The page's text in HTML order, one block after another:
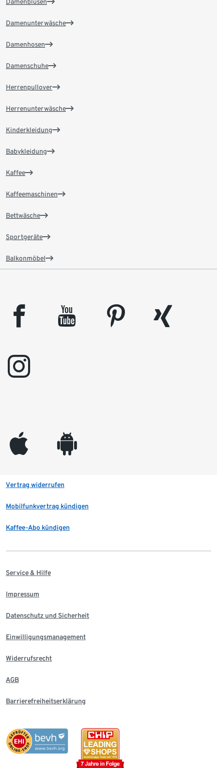
Damenblusen
Damenunterwäsche
Damenhosen
Damenschuhe
Herrenpullover
Herrenunterwäsche
Kinderkleidung
Babykleidung
Kaffee
Kaffeemaschinen
Bettwäsche
Sportgeräte
Balkonmöbel
facebook youtube pinterest
xing
instagram
appleinc android
Vertrag widerrufen
Mobilfunkvertrag kündigen
Kaffee-Abo kündigen
Service & Hilfe
Impressum
Datenschutz und Sicherheit
Einwilligungsmanagement
Widerrufsrecht
AGB
Barrierefreiheitserklärung